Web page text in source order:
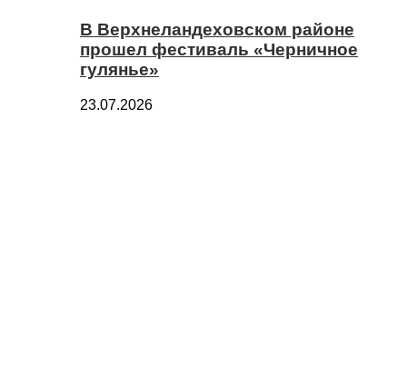
В Верхнеландеховском районе
прошел фестиваль «Черничное
гулянье»
23.07.2026